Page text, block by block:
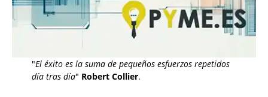
"El éxito es la suma de pequeños esfuerzos repetidos
día tras día" Robert Collier.